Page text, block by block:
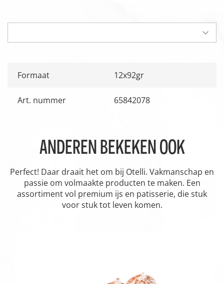
Formaat 12x92gr
Art. nummer 65842078
ANDEREN BEKEKEN OOK
Perfect! Daar draait het om bij Otelli. Vakmanschap en
passie om volmaakte producten te maken. Een
assortiment vol premium ijs en patisserie, die stuk
voor stuk tot leven komen.